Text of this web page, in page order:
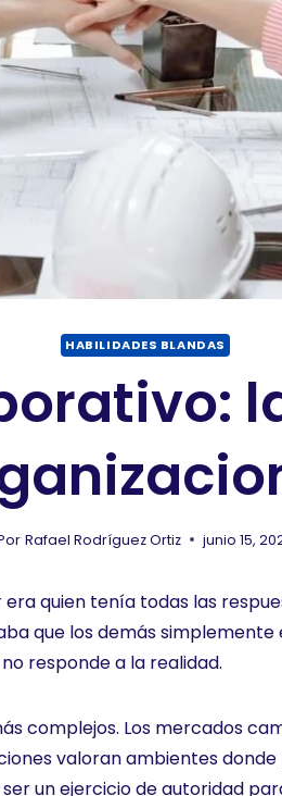
HABILIDADES BLANDAS
Rafael Rodríguez Ortiz junio 15,
quien tenía todas las
que los demás
responde a la realidad.
complejos. Los mercados
valoran ambientes
un ejercicio de autoridad